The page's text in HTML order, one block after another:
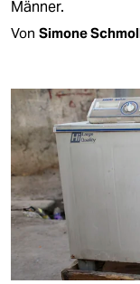
Männer.
Von Simone